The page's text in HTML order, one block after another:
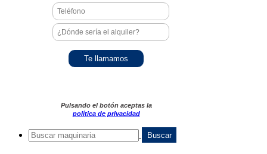
Pulsando el botón aceptas la
política de privacidad